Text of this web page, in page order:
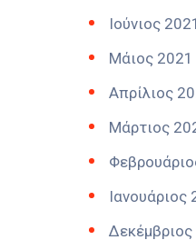
Ιούνιος 2021
Μάιος 2021
Απρίλιος
Μάρτιος
Ιανουάριος